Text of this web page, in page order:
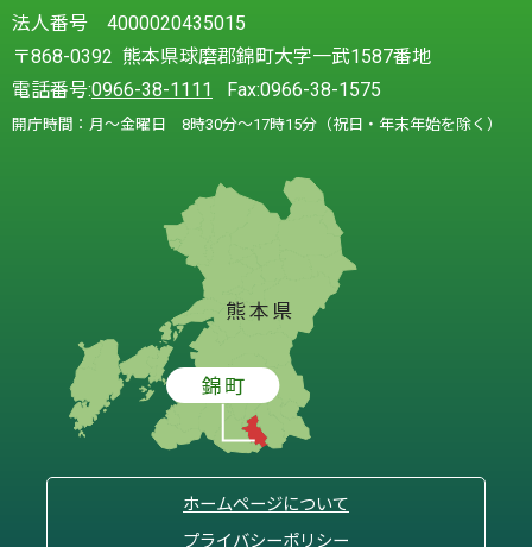
法人番号 4000020435015
〒868-0392 熊本県球磨郡錦町大字一武1587番地
電話番号:0966-38-1111 Fax:0966-38-1575
開庁時間：月～金曜日 8時30分～17時15分（祝日・年末年始を除く）
ホームページについて
プライバシーポリシー